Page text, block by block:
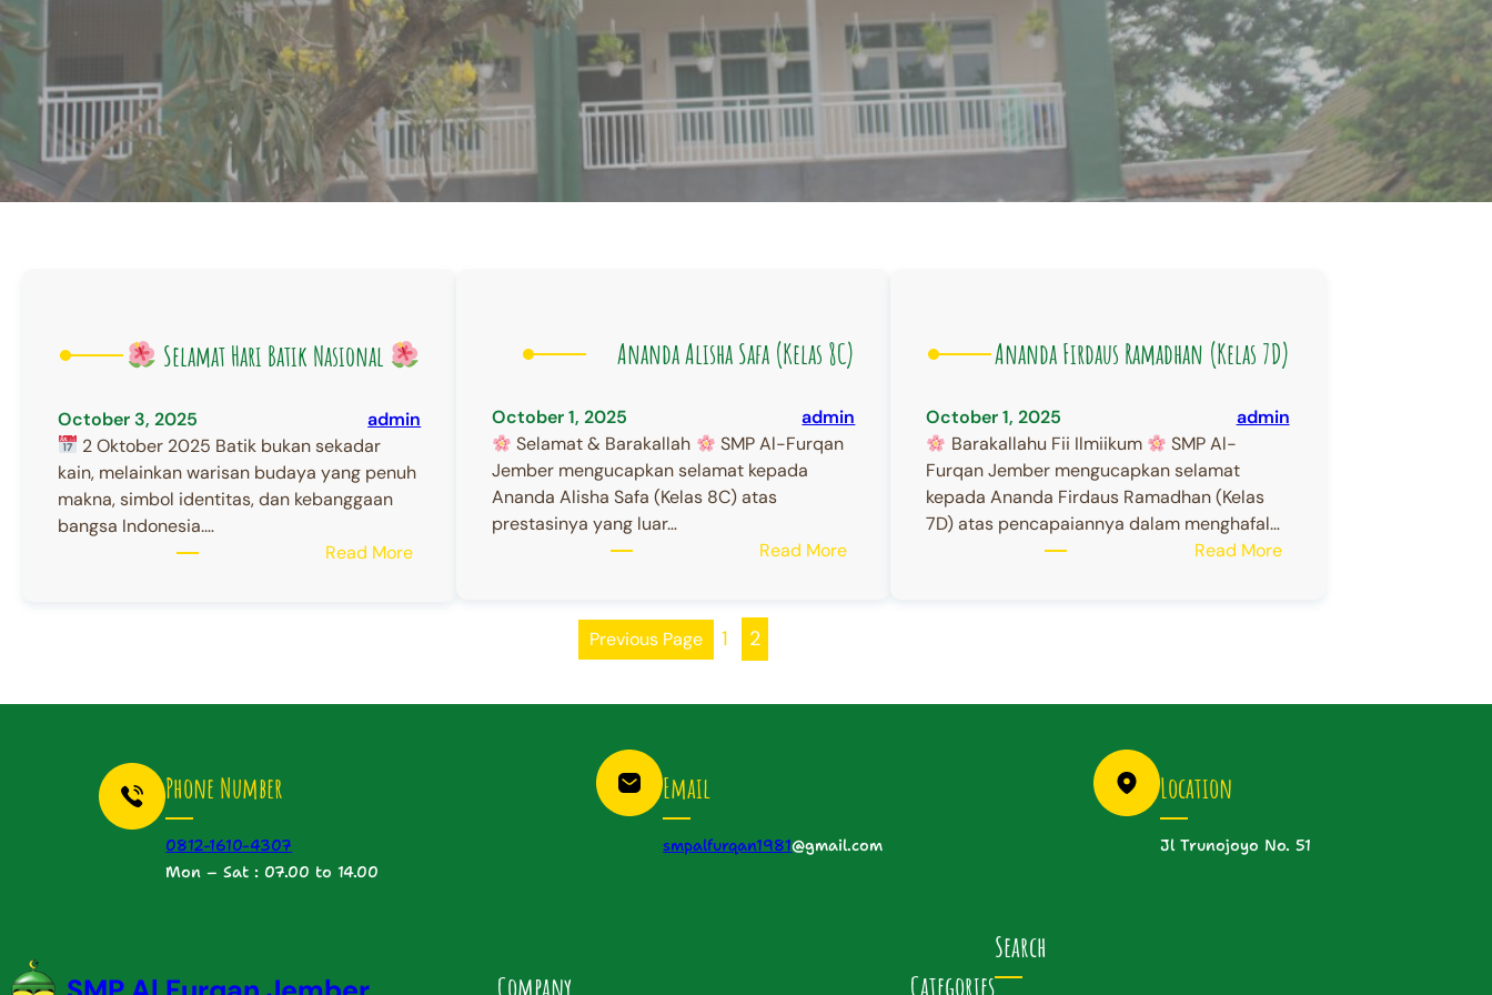
Selamat Hari Batik Nasional
October 3, 2025
admin
2 Oktober 2025 Batik bukan sekadar
kain, melainkan warisan budaya yang penuh
makna, simbol identitas, dan kebanggaan
bangsa Indonesia.…
Read More:
Ananda Alisha Safa (Kelas 8C)
October 1, 2025
admin
Selamat & Barakallah
SMP Al-Furqan
Jember mengucapkan selamat kepada
Ananda Alisha Safa (Kelas 8C) atas
prestasinya yang luar…
Read More:
Ananda Firdaus Ramadhan (Kelas 7D)
October 1, 2025
admin
Barakallahu Fii Ilmiikum
SMP Al-
Furqan Jember mengucapkan selamat
kepada Ananda Firdaus Ramadhan (Kelas
7D) atas pencapaiannya dalam menghafal…
Read More:
Previous Page 1 2
Phone Number
0812-1610-4307
Mon – Sat : 07.00 to 14.00
Email
smpalfurqan1981@gmail.com
Company Categories
Location
Jl Trunojoyo No. 51
Search